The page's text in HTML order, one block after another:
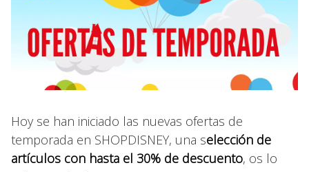
Hoy se han iniciado las nuevas ofertas de
temporada en SHOPDISNEY, una selección de
artículos con hasta el 30% de descuento, os lo